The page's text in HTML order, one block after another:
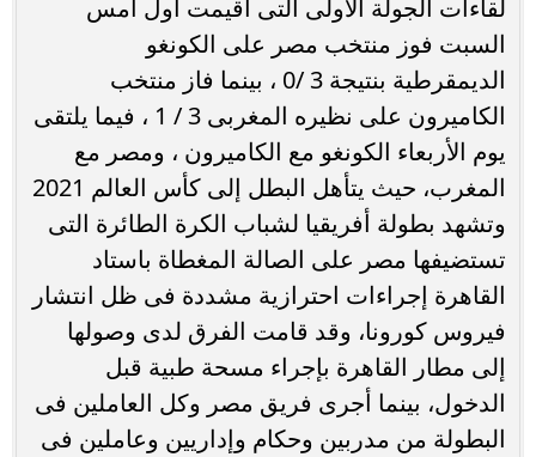
لقاءات الجولة الأولى التى أقيمت أول أمس
السبت فوز منتخب مصر على الكونغو
الديمقرطية بنتيجة 3 /0 ، بينما فاز منتخب
الكاميرون على نظيره المغربى 3 / 1 ، فيما يلتقى
يوم الأربعاء الكونغو مع الكاميرون ، ومصر مع
المغرب، حيث يتأهل البطل إلى كأس العالم 2021
وتشهد بطولة أفريقيا لشباب الكرة الطائرة التى
تستضيفها مصر على الصالة المغطاة باستاد
القاهرة إجراءات احترازية مشددة فى ظل انتشار
فيروس كورونا، وقد قامت الفرق لدى وصولها
إلى مطار القاهرة بإجراء مسحة طبية قبل
الدخول، بينما أجرى فريق مصر وكل العاملين فى
البطولة من مدربين وحكام وإداريين وعاملين فى